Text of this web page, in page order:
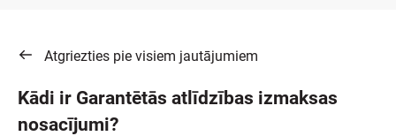
Atgriezties pie visiem jautājumiem
Kādi ir Garantētās atlīdzības izmaksas
nosacījumi?